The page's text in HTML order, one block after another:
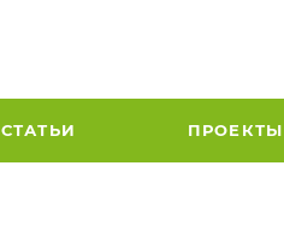
СТАТЬИ ПРОЕКТЫ